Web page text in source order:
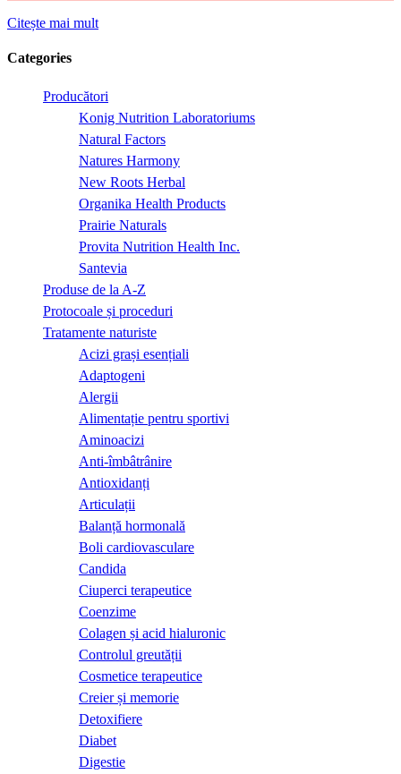
Citește mai mult
Categories
Producători
Konig Nutrition Laboratoriums
Natural Factors
Natures Harmony
New Roots Herbal
Organika Health Products
Prairie Naturals
Provita Nutrition Health Inc.
Santevia
Produse de la A-Z
Protocoale și proceduri
Tratamente naturiste
Acizi grași esențiali
Adaptogeni
Alergii
Alimentație pentru sportivi
Aminoacizi
Anti-îmbâtrânire
Antioxidanți
Articulații
Balanță hormonală
Boli cardiovasculare
Candida
Ciuperci terapeutice
Coenzime
Colagen și acid hialuronic
Controlul greutății
Cosmetice terapeutice
Creier și memorie
Detoxifiere
Diabet
Digestie